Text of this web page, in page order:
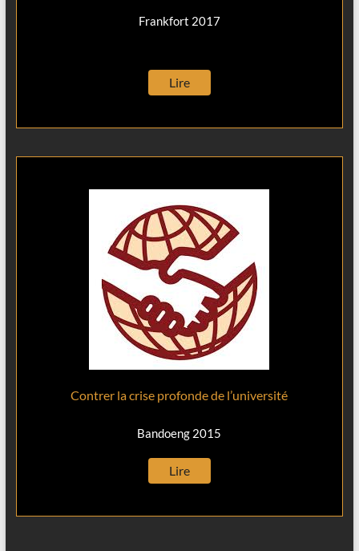
Frankfort 2017
Lire
Contrer la crise profonde de l’université
Bandoeng 2015
Lire